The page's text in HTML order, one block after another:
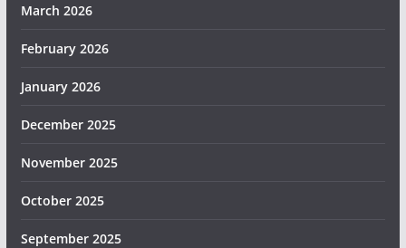
March 2026
February 2026
January 2026
December 2025
November 2025
October 2025
September 2025